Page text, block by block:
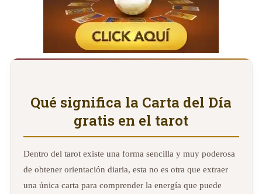
Qué significa la Carta del Día
gratis en el tarot
Dentro del tarot existe una forma sencilla y muy poderosa
de obtener orientación diaria, esta no es otra que extraer
una única carta para comprender la energía que puede